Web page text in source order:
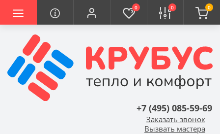
0 0 0
+7 (495) 085-59-69
Заказать звонок
Вызвать мастера